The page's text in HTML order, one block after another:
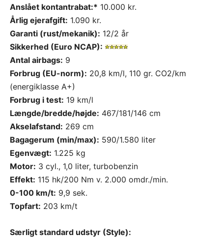
Anslået kontantrabat:* 10.000 kr.
Årlig ejerafgift: 1.090 kr.
Garanti (rust/mekanik): 12/2 år
Sikkerhed (Euro NCAP):
Antal airbags: 9
Forbrug (EU-norm): 20,8 km/l, 110 gr. CO2/km
(energiklasse A+)
Forbrug i test: 19 km/l
Længde/bredde/højde: 467/181/146 cm
Akselafstand: 269 cm
Bagagerum (min/max): 590/1.580 liter
Egenvægt: 1.225 kg
Motor: 3 cyl., 1,0 liter, turbobenzin
Effekt: 115 hk/200 Nm v. 2.000 omdr./min.
0-100 km/t: 9,9 sek.
Topfart: 203 km/t
Særligt standard udstyr (Style):